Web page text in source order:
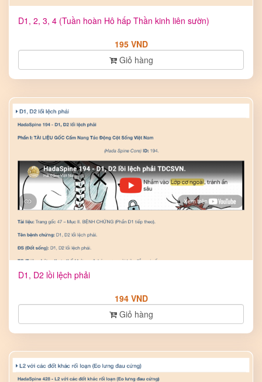
D1, 2, 3, 4 (Tuần hoàn Hô hấp Thần kinh liên sườn)
195 VND
Giỏ hàng
D1, D2 lồi lệch phải
194 VND
Giỏ hàng